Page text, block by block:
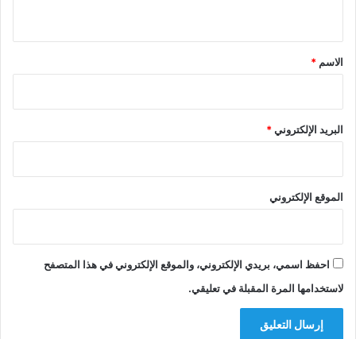
*
الاسم *
البريد الإلكتروني*
الموقع الإلكتروني
احفظ اسمي، بريدي الإلكتروني، والموقع الإلكتروني في هذا المتصفح
لاستخدامها المرة المقبلة في تعليقي.